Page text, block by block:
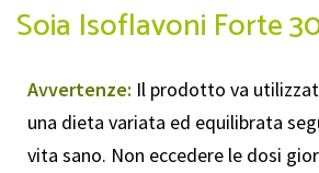
Soia Isoflavoni Forte
Avvertenze: Il prodotto va
una dieta variata ed equilibrata
vita sano. Non eccedere le dosi